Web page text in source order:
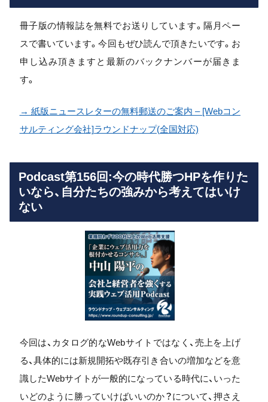
冊子版の情報誌を無料でお送りしています。隔月ペー
スで書いています。今回もぜひ読んで頂きたいです。お
申し込み頂きますと最新のバックナンバーが届きま
す。
→ 紙版ニュースレターの無料郵送のご案内 – [Webコン
サルティング会社]ラウンドナップ(全国対応)
Podcast第156回:今の時代勝つHPを作りた
いなら、自分たちの強みから考えてはいけ
ない
今回は、カタログ的なWebサイトではなく、売上を上げ
る、具体的には新規開拓や既存引き合いの増加などを意
識したWebサイトが一般的になっている時代に、いった
いどのように勝っていけばいいのか？について、押さえ